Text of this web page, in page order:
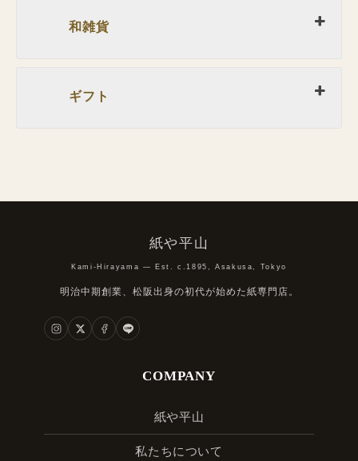
和雑貨
ギフト
紙や平山
Kami-Hirayama — Est. c.1895, Asakusa, Tokyo
明治中期創業、松阪出身の初代が始めた紙専門店。
COMPANY
紙や平山
私たちについて